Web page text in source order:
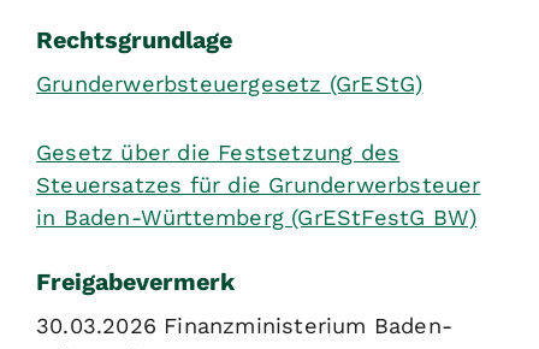
Rechtsgrundlage
Grunderwerbsteuergesetz (GrEStG)
Gesetz über die Festsetzung des
Steuersatzes für die Grunderwerbsteuer
in Baden-Württemberg (GrEStFestG BW)
Freigabevermerk
30.03.2026 Finanzministerium Baden-